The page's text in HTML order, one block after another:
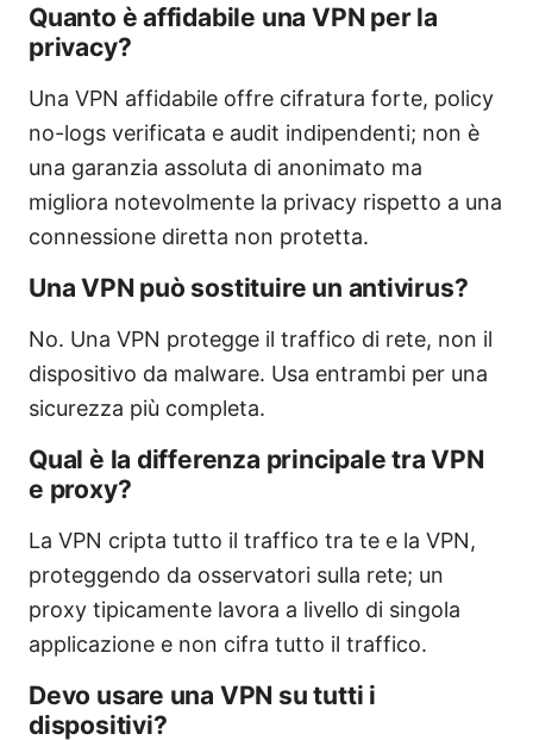
Quanto è affidabile una VPN per la
privacy?
Una VPN affidabile offre cifratura forte, policy
no-logs verificata e audit indipendenti; non è
una garanzia assoluta di anonimato ma
migliora notevolmente la privacy rispetto a una
connessione diretta non protetta.
Una VPN può sostituire un antivirus?
No. Una VPN protegge il traffico di rete, non il
dispositivo da malware. Usa entrambi per una
sicurezza più completa.
Qual è la differenza principale tra VPN
e proxy?
La VPN cripta tutto il traffico tra te e la VPN,
proteggendo da osservatori sulla rete; un
proxy tipicamente lavora a livello di singola
applicazione e non cifra tutto il traffico.
Devo usare una VPN su tutti i
dispositivi?